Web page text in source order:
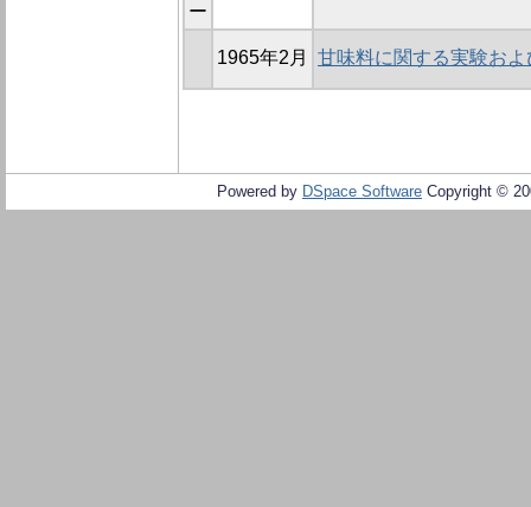
ー
1965年2月 甘味料に関する実験お
Powered by DSpace Software Copyright ©